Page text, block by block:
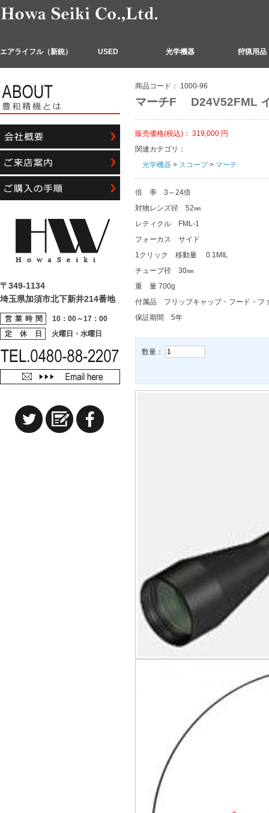
エアライフル（新銃） USED 光学機器 狩猟用品
〒349-1134
埼玉県加須市北下新井214番地
営業時間
10：00～17：00
定 休 日
火曜日・水曜日
商品コード： 1000-96
マーチF D24V52FML
販売価格(税込)： 319,000 円
関連カテゴリ：
光学機器 > スコープ> マーチ
倍 率 3～24倍
対物レンズ径 52㎜
レティクル FML-1
フォーカス サイド
1クリック 移動量 0.1MIL
チューブ径 30㎜
重 量 700g
付属品 フリップキャップ・フード・フ
保証期間 5年
数量：